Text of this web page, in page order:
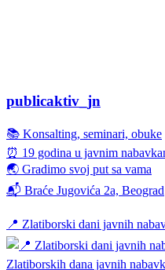
publicaktiv_jn
📚 Konsalting, seminari, obuke
⏰ 19 godina u javnim
🌏 Gradimo svoj put sa vama
📬 Braće Jugovića 2a, Beograd
📍 Zlatiborski dani javnih